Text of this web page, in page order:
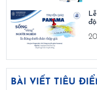
BÀI VIẾT TIÊU